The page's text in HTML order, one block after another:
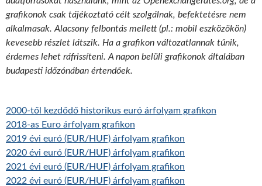
grafikonok csak tájékoztató célt szolgálnak, befektetésre nem
alkalmasak. Alacsony felbontás mellett (pl.: mobil eszközökön)
kevesebb részlet látszik. Ha a grafikon változatlannak tűnik,
érdemes lehet ráfrissíteni. A napon belüli grafikonok általában
budapesti időzónában értendőek.
2000-től kezdődő historikus euró árfolyam grafikon
2018-as Euro árfolyam grafikon
2019 évi euró (EUR/HUF) árfolyam grafikon
2020 évi euró (EUR/HUF) árfolyam grafikon
2021 évi euró (EUR/HUF) árfolyam grafikon
2022 évi euró (EUR/HUF) árfolyam grafikon